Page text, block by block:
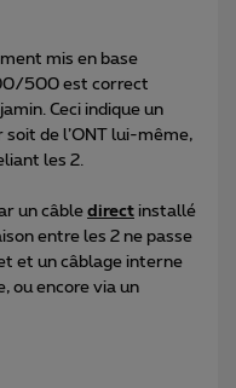
mis en base
500 est correct
Ceci indique un
soit de l’ONT lui-même,
les 2.
un câble direct installé
entre les 2 ne passe
et un câblage interne
ou encore via un